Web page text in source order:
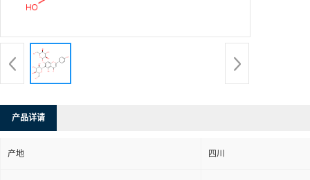
产品详请
产地 四川